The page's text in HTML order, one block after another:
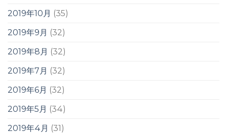
2019年10月 (35)
2019年9月 (32)
2019年8月 (32)
2019年7月 (32)
2019年6月 (32)
2019年5月 (34)
2019年4月 (31)